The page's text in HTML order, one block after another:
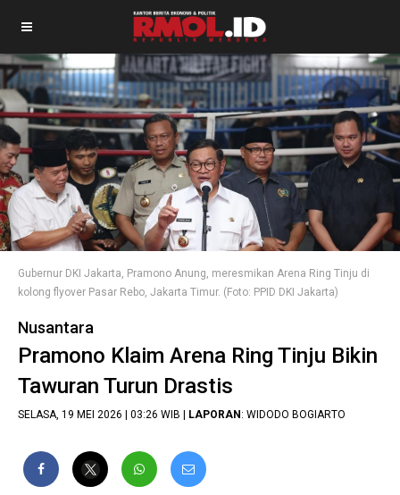
Gubernur DKI Jakarta, Pramono Anung, meresmikan Arena Ring Tinju di
kolong flyover Pasar Rebo, Jakarta Timur. (Foto: PPID DKI Jakarta)
Nusantara
Pramono Klaim Arena Ring Tinju Bikin
Tawuran Turun Drastis
SELASA, 19 MEI 2026 | 03:26 WIB | LAPORAN: WIDODO BOGIARTO